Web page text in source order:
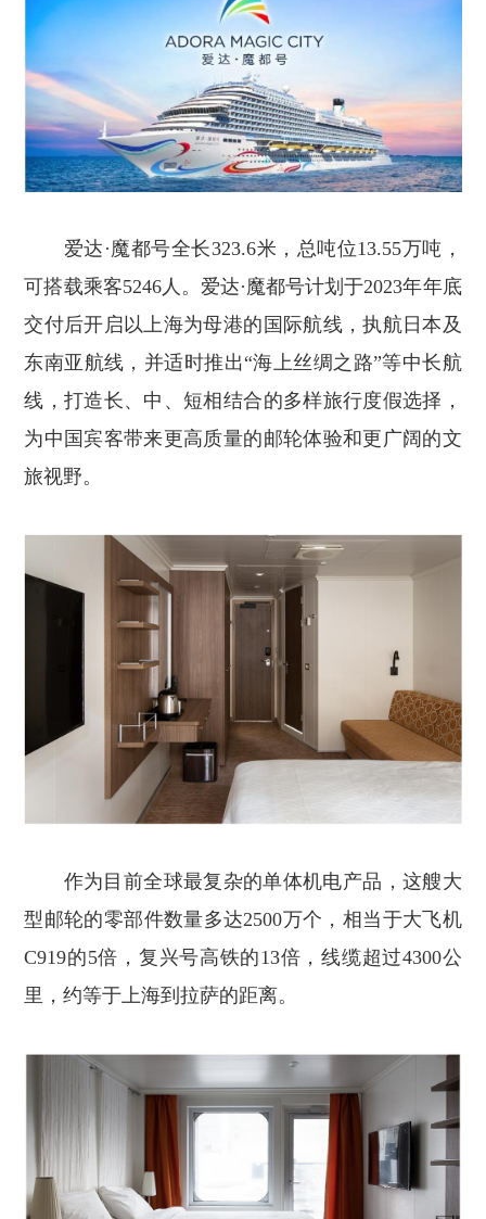
爱达·魔都号全长323.6米，总吨位13.55万吨，
可搭载乘客5246人。爱达·魔都号计划于2023年年底
交付后开启以上海为母港的国际航线，执航日本及
东南亚航线，并适时推出“海上丝绸之路”等中长航
线，打造长、中、短相结合的多样旅行度假选择，
为中国宾客带来更高质量的邮轮体验和更广阔的文
旅视野。
作为目前全球最复杂的单体机电产品，这艘大
型邮轮的零部件数量多达2500万个，相当于大飞机
C919的5倍，复兴号高铁的13倍，线缆超过4300公
里，约等于上海到拉萨的距离。